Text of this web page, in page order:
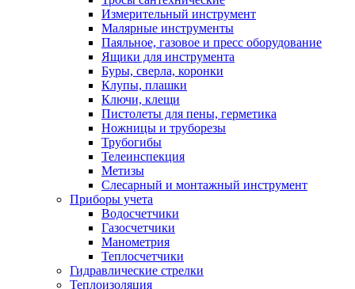
Измерительный инструмент
Малярные инструменты
Паяльное, газовое и пресс оборудование
Ящики для инструмента
Буры, сверла, коронки
Клупы, плашки
Ключи, клещи
Пистолеты для пены, герметика
Ножницы и труборезы
Трубогибы
Телеинспекция
Метизы
Слесарный и монтажный инструмент
Приборы учета
Водосчетчики
Газосчетчики
Манометрия
Теплосчетчики
Гидравлические стрелки
Теплоизоляция